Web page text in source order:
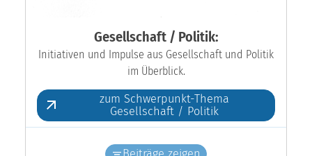
Gesellschaft / Politik:
Initiativen und Impulse aus Gesellschaft und Politik
im Überblick.
zum Schwerpunkt-Thema
Gesellschaft / Politik